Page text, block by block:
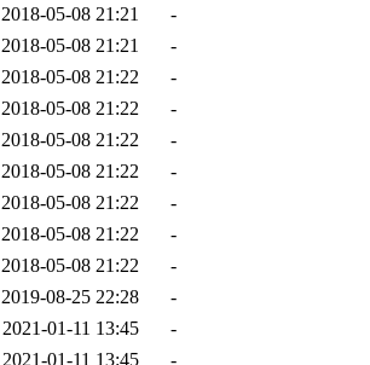
2018-05-08 21:21
-
2018-05-08 21:21
-
2018-05-08 21:22
-
2018-05-08 21:22
-
2018-05-08 21:22
-
2018-05-08 21:22
-
2018-05-08 21:22
-
2018-05-08 21:22
-
2018-05-08 21:22
-
2019-08-25 22:28
-
2021-01-11 13:45
-
2021-01-11 13:45
-